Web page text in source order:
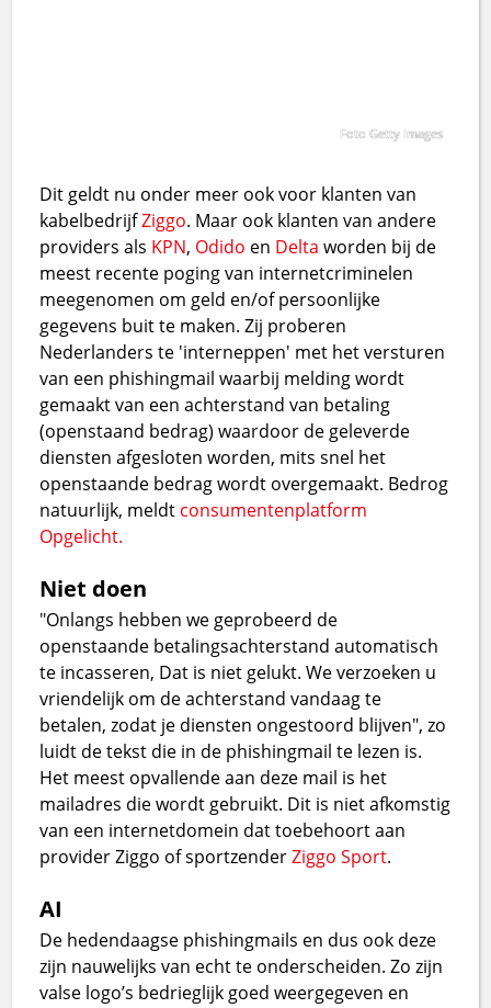
Foto Getty Images
Dit geldt nu onder meer ook voor klanten van
kabelbedrijfZiggo. Maar ook klanten van andere
providers als KPN, Odido en Delta worden bij de
meest recente poging van internetcriminelen
meegenomen om geld en/of persoonlijke
gegevens buit te maken. Zij proberen
Nederlanders te 'interneppen' met het versturen
van een phishingmail waarbij melding wordt
gemaakt van een achterstand van betaling
(openstaand bedrag) waardoor de geleverde
diensten afgesloten worden, mits snel het
openstaande bedrag wordt overgemaakt. Bedrog
natuurlijk, meldt consumentenplatform
Opgelicht.
Niet doen
"Onlangs hebben we geprobeerd de
openstaande betalingsachterstand automatisch
te incasseren, Dat is niet gelukt. We verzoeken u
vriendelijk om de achterstand vandaag te
betalen, zodat je diensten ongestoord blijven", zo
luidt de tekst die in de phishingmail te lezen is.
Het meest opvallende aan deze mail is het
mailadres die wordt gebruikt. Dit is niet afkomstig
van een internetdomein dat toebehoort aan
provider Ziggo of sportzenderZiggo Sport.
AI
De hedendaagse phishingmails en dus ook deze
zijn nauwelijks van echt te onderscheiden. Zo zijn
valse logo’s bedrieglijk goed weergegeven en